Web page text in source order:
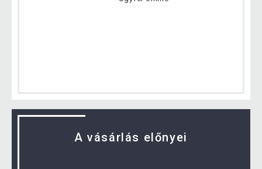
A vásárlás előnyei